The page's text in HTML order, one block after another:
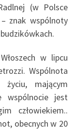
(w Polsce
znak wspólnoty
w lipcu
Wspólnota
mającym
wspólnocie jest
człowiekiem..
obecnych w 20